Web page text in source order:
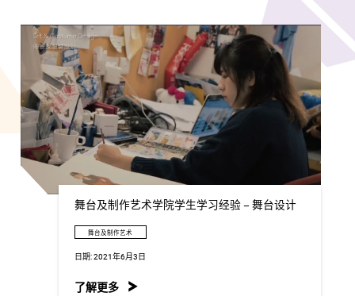
舞台及制作艺术学院学生学习经验 – 舞台设计
舞台及制作艺术
日期:2021年6月3日
了解更多